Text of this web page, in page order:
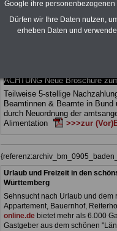
Ländern. Alle drei Ratgeber
gegliedert und erläutern auch
Sachverhalte verständlich
Mitarbeiter des öffentlichen
ACHTUNG Neue Broschüre
Teilweise 5-stellige
Beamtinnen & Beamte in Bund
durch Neuordnung der
Alimentation
>>>zur
Urlaub und Freizeit in den
Württemberg
Sehnsucht nach Urlaub und dem
Appartement, Bauernhof,
online.debietet mehr als 6.000
Gastgeber aus dem schönen
Google ihre
Dürfen wir Ihre Daten nutzen,
erheben Daten und